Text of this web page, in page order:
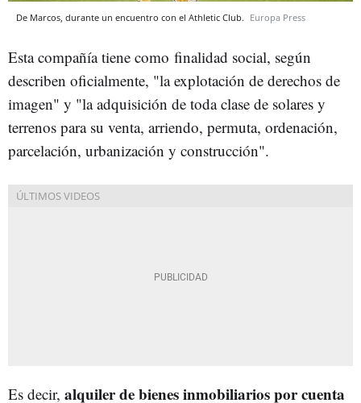
De Marcos, durante un encuentro con el Athletic Club. Europa Press
Esta compañía tiene como finalidad social, según
describen oficialmente, "la explotación de derechos de
imagen" y "la adquisición de toda clase de solares y
terrenos para su venta, arriendo, permuta, ordenación,
parcelación, urbanización y construcción".
Es decir, alquiler de bienes inmobiliarios por cuenta